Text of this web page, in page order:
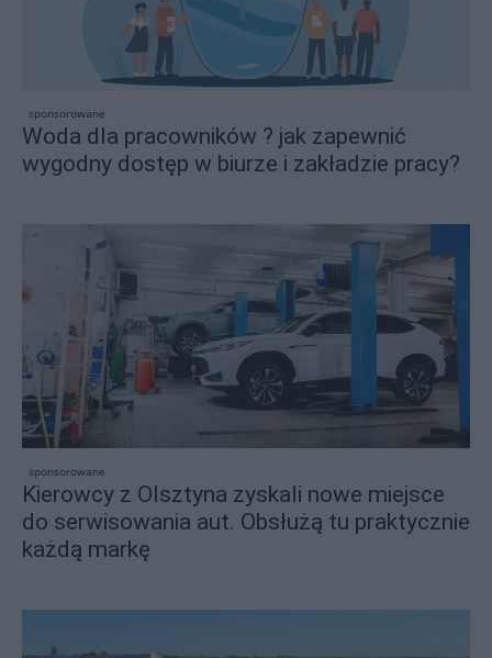
sponsorowane
Woda dla pracowników ? jak zapewnić
wygodny dostęp w biurze i zakładzie pracy?
sponsorowane
Kierowcy z Olsztyna zyskali nowe miejsce
do serwisowania aut. Obsłużą tu praktycznie
każdą markę